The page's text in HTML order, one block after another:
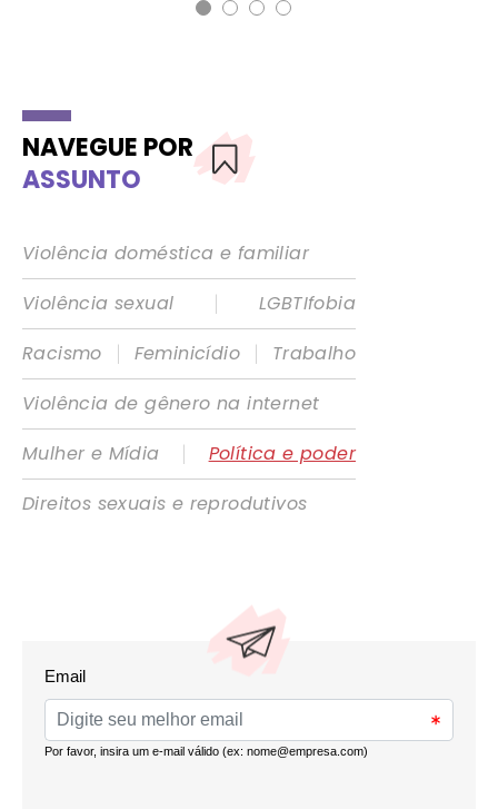
NAVEGUE POR
ASSUNTO
Violência doméstica e familiar
Violência sexual
|
LGBTIfobia
Racismo
| Feminicídio |
Trabalho
Violência de gênero na internet
Mulher e Mídia
|
Política e poder
Direitos sexuais e reprodutivos